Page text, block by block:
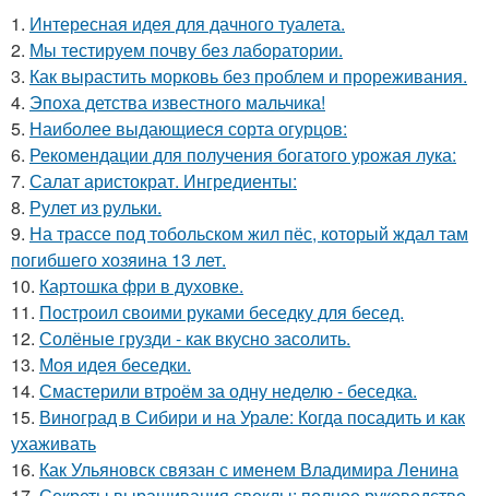
1. Интересная идея для дачного туалета.
2. Мы тестируем почву без лаборатории.
3. Как вырастить морковь без проблем и прореживания.
4. Эпоха детства известного мальчика!
5. Наиболее выдающиеся сорта огурцов:
6. Рекомендации для получения богатого урожая лука:
7. Салат аристократ. Ингредиенты:
8. Рулет из рульки.
9. На трассе под тобольском жил пёс, который ждал там
погибшего хозяина 13 лет.
10. Картошка фри в духовке.
11. Построил своими руками беседку для бесед.
12. Солёные грузди - как вкусно засолить.
13. Моя идея беседки.
14. Смастерили втроём за одну неделю - беседка.
15. Виноград в Сибири и на Урале: Когда посадить и как
ухаживать
16. Как Ульяновск связан с именем Владимира Ленина